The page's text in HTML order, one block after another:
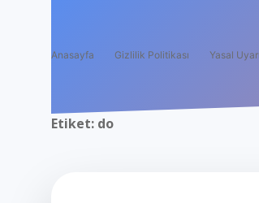
Anasayfa Gizlilik Politikası Yasal Uyarı
Etiket: do